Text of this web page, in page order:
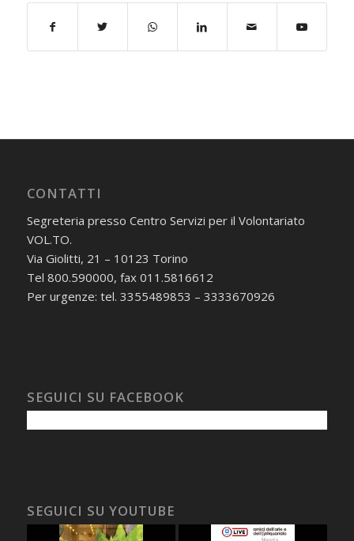
CONTATTI
Segreteria presso Centro Servizi per il Volontariato
VOL.TO.
Via Giolitti, 21 – 10123 Torino
Tel 800.590000, fax 011.5816612
Per urgenze: tel. 3355489853 – 3333670926
SEGUICI SU FACEBOOK
SEGUICI SU YOUTUBE